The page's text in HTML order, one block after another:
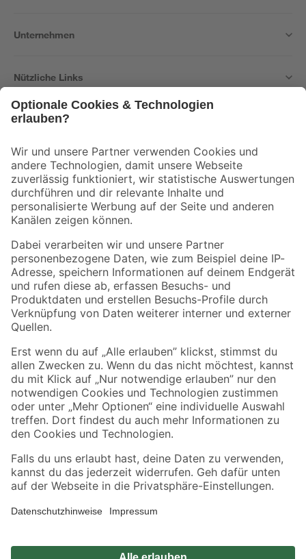
Unternehmen
Nützliche Links
Der toom Newsletter: Keine Angebote und Aktionen mehr verpassen!
Zur Newsletter Anmeldung
Folge uns
Zahlungsarten Versandarten
Sicher einkaufen
Jetzt die toom-App herunterladen
Alle Preisangaben in EUR inkl. gesetzl. MwSt.. Die dargestellten Angebote sind unter
Umständen nicht in allen Märkten verfügbar. Die angegebenen Verfügbarkeiten beziehen
Produkte nur solange der Vorrat reicht.
*Paketversand ab 59 € versandkostenfrei, gilt nicht für Artikel mit Speditionsversand, hier
Privatsphäre Impressum